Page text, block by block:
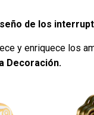
de los
y enriquece los
Decoración.